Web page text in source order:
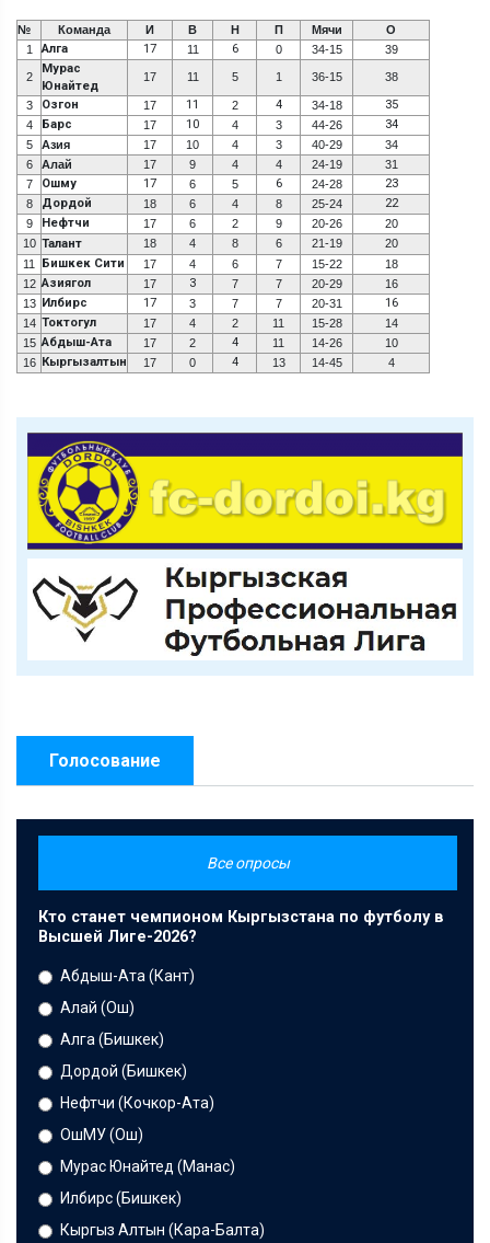
№ Команда И В Н П Мячи
О
1
Алга 17 11 6 0 34-15 39
2
Мурас
Юнайтед
17 11 5 1 36-15 38
3 Озгон 17 11 2 4 34-18 35
4 Барс 17 10 4 3 44-26 34
5 Азия 17 10 4 3 40-29
34
6
Алай 17 9 4 4 24-19
31
7
Ошму 17 6 5 6 24-28 23
8 Дордой 18 6 4 8 25-24 22
9 Нефтчи 17 6 2 9 20-26
20
10 Талант 18 4 8 6 21-19
20
11
Бишкек Сити 17 4 6 7 15-22
18
12 Азиягол 17 3 7 7 20-29
16
13 Илбирс 17 3 7 7 20-31 16
14 Токтогул 17 4 2 11 15-28
14
15 Абдыш-Ата 17 2 4 11 14-26
10
16 Кыргызалтын 17 0 4 13 14-45 4
Голосование
Все опросы
Кто станет чемпионом Кыргызстана по футболу в
Высшей Лиге-2026?
Абдыш-Ата (Кант)
Алай (Ош)
Алга (Бишкек)
Дордой (Бишкек)
Нефтчи (Кочкор-Ата)
ОшМУ (Ош)
Мурас Юнайтед (Манас)
Илбирс (Бишкек)
Кыргыз Алтын (Кара-Балта)